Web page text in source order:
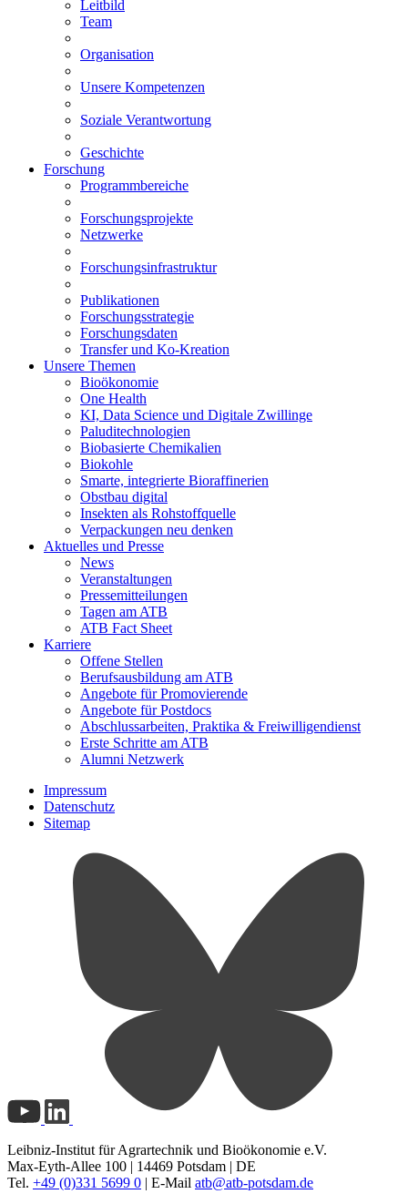
Leitbild
Team
Organisation
Unsere Kompetenzen
Soziale Verantwortung
Geschichte
Forschung
Programmbereiche
Forschungsprojekte
Netzwerke
Forschungsinfrastruktur
Publikationen
Forschungsstrategie
Forschungsdaten
Transfer und Ko-Kreation
Unsere Themen
Bioökonomie
One Health
KI, Data Science und Digitale Zwillinge
Paluditechnologien
Biobasierte Chemikalien
Biokohle
Smarte, integrierte Bioraffinerien
Obstbau digital
Insekten als Rohstoffquelle
Verpackungen neu denken
Aktuelles und Presse
News
Veranstaltungen
Pressemitteilungen
Tagen am ATB
ATB Fact Sheet
Karriere
Offene Stellen
Berufsausbildung am ATB
Angebote für Promovierende
Angebote für Postdocs
Abschlussarbeiten, Praktika & Freiwilligendienst
Erste Schritte am ATB
Alumni Netzwerk
Impressum
Datenschutz
Sitemap
Leibniz-Institut für Agrartechnik und Bioökonomie e.V.
Max-Eyth-Allee 100 | 14469 Potsdam | DE
Tel. +49 (0)331 5699 0 | E-Mail atb@atb-potsdam.de